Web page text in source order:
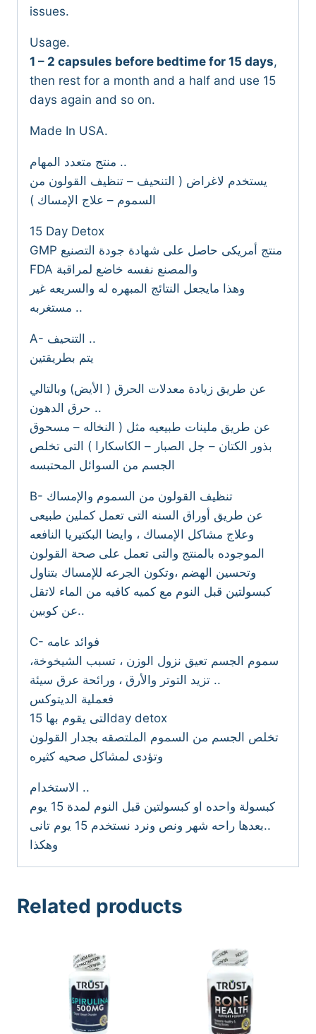
issues.
Usage.
1 – 2 capsules before bedtime for 15 days,
then rest for a month and a half and use 15
days again and so on.
Made In USA.
منتج متعدد المهام ..
يستخدم لاغراض ( التنحيف – تنظيف القولون من
السموم – علاج الإمساك )
15 Day Detox
GMP منتج أمريكى حاصل على شهادة جودة التصنيع
FDA والمصنع نفسه خاضع لمراقبة
وهذا مايجعل النتائج المبهره له والسريعه غير
مستغربه ..
A- التنحيف ..
يتم بطريقتين
عن طريق زيادة معدلات الحرق ( الأيض) وبالتالي
حرق الدهون ..
عن طريق ملينات طبيعيه مثل ( النخاله – مسحوق
بذور الكتان – جل الصبار – الكاسكارا ) التى تخلص
الجسم من السوائل المحتبسه
B- تنظيف القولون من السموم والإمساك
عن طريق أوراق السنه التى تعمل كملين طبيعى
وعلاج مشاكل الإمساك ، وايضا البكتيريا النافعه
الموجوده بالمنتج والتى تعمل على صحة القولون
وتحسين الهضم ،وتكون الجرعه للإمساك بتناول
كبسولتين قبل النوم مع كميه كافيه من الماء لاتقل
عن كوبين..
C- فوائد عامه
سموم الجسم تعيق نزول الوزن ، تسبب الشيخوخة،
تزيد التوتر والأرق ، ورائحة عرق سيئة ..
فعملية الديتوكس
التى يقوم بها 15day detox
تخلص الجسم من السموم الملتصقه بجدار القولون
وتؤدى لمشاكل صحيه كثيره
الاستخدام ..
كبسولة واحده او كبسولتين قبل النوم لمدة 15 يوم
..بعدها راحه شهر ونص ونرد نستخدم 15 يوم تانى
وهكذا
Related products